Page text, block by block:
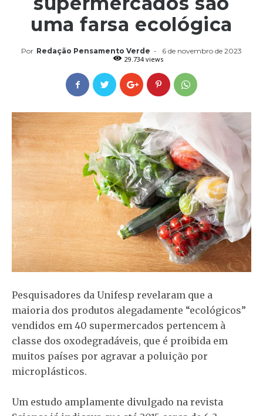
uma farsa ecológica
Por Redação Pensamento Verde -
6 de novembro de 2023
29.734 views
Pesquisadores da Unifesp revelaram que a
maioria dos produtos alegadamente “ecológicos”
vendidos em 40 supermercados pertencem à
classe dos oxodegradáveis, que é proibida em
muitos países por agravar a poluição por
microplásticos.
Um estudo amplamente divulgado na revista